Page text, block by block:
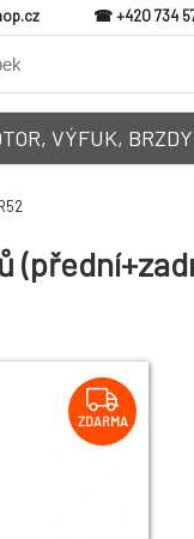
+420 734
VÝFUK, BRZDY
ZDARMA